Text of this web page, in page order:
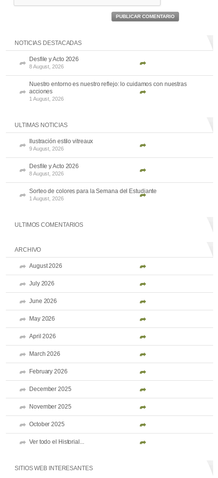
PUBLICAR COMENTARIO
NOTICIAS DESTACADAS
Desfile y Acto 2026
8 August, 2026
Nuestro entorno es nuestro reflejo: lo cuidamos con nuestras
acciones
1 August, 2026
ULTIMAS NOTICIAS
Ilustración estilo vitreaux
9 August, 2026
Desfile y Acto 2026
8 August, 2026
Sorteo de colores para la Semana del Estudiante
1 August, 2026
ULTIMOS COMENTARIOS
ARCHIVO
August 2026
July 2026
June 2026
May 2026
April 2026
March 2026
February 2026
December 2025
November 2025
October 2025
Ver todo el Historial...
SITIOS WEB INTERESANTES